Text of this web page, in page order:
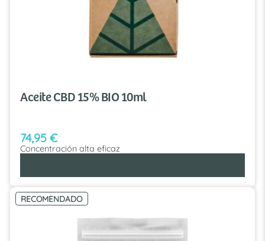
Aceite CBD 15% BIO 10ml
74,95 €
Concentración alta eficaz
RECOMENDADO